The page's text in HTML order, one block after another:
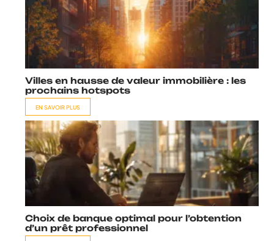
Villes en hausse de valeur immobilière : les
prochains hotspots
EN SAVOIR PLUS
Choix de banque optimal pour l’obtention
d’un prêt professionnel